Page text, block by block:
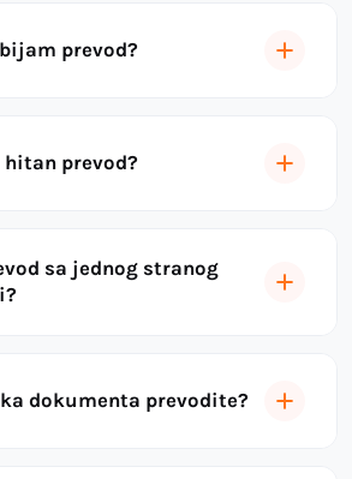
prevod?
prevod?
sa jednog stranog
dokumenta prevodite?